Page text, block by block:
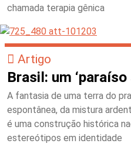
chamada terapia gênica
Artigo
Brasil: um
A fantasia de uma terra do
espontânea, da mistura
é uma construção histórica
estereótipos em identidade